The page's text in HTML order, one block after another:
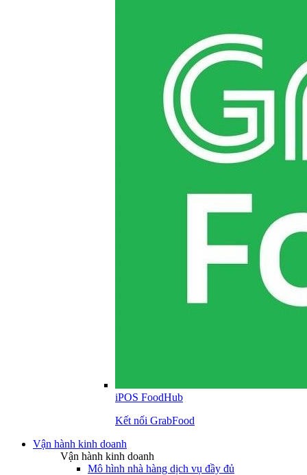
iPOS FoodHub
Kết nối GrabFood
Vận hành kinh doanh
Vận hành kinh doanh
Mô hình nhà hàng dịch vụ đầy đủ